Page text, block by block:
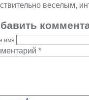
веселым,
имя
*